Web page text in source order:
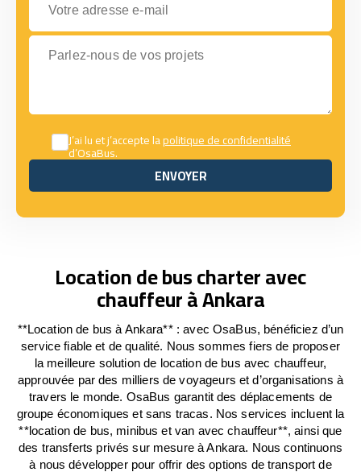
Parlez-nous de vos projets
J’ai lu et j’accepte lapolitique de confidentialité
d’OsaBus.
ENVOYER
ENVOYER
Location de bus charter avec
chauffeur à Ankara
**Location de bus à Ankara** : avec OsaBus, bénéficiez d’un
service fiable et de qualité. Nous sommes fiers de proposer
la meilleure solution de location de bus avec chauffeur,
approuvée par des milliers de voyageurs et d’organisations à
travers le monde. OsaBus garantit des déplacements de
groupe économiques et sans tracas. Nos services incluent la
**location de bus, minibus et van avec chauffeur**, ainsi que
des transferts privés sur mesure à Ankara. Nous continuons
à nous développer pour offrir des options de transport de